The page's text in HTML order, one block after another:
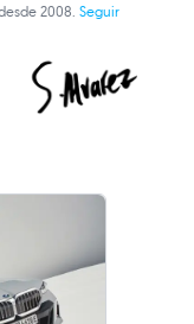
2008.Seguir